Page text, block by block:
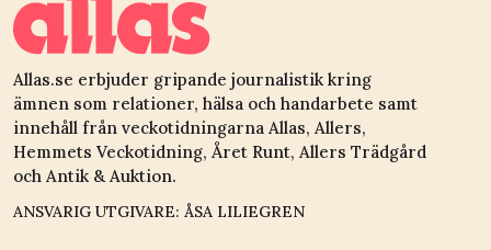
Allas.se erbjuder gripande journalistik kring
ämnen som relationer, hälsa och handarbete samt
innehåll från veckotidningarna Allas, Allers,
Hemmets Veckotidning, Året Runt, Allers Trädgård
och Antik & Auktion.
ANSVARIG UTGIVARE: ÅSA LILIEGREN